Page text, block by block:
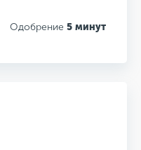
Одобрение 5 минут